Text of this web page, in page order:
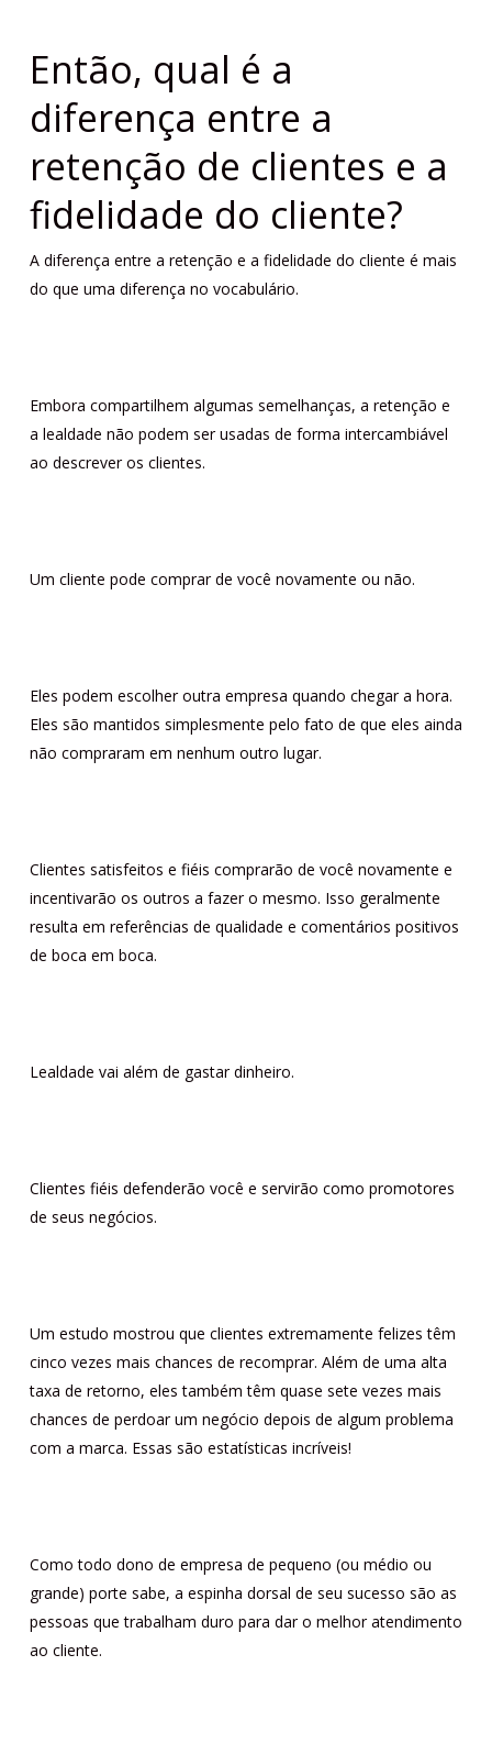
Então, qual é a
diferença entre a
retenção de clientes e a
fidelidade do cliente?
A diferença entre a retenção e a fidelidade do cliente é mais
do que uma diferença no vocabulário.
Embora compartilhem algumas semelhanças, a retenção e
a lealdade não podem ser usadas de forma intercambiável
ao descrever os clientes.
Um cliente pode comprar de você novamente ou não.
Eles podem escolher outra empresa quando chegar a hora.
Eles são mantidos simplesmente pelo fato de que eles ainda
não compraram em nenhum outro lugar.
Clientes satisfeitos e fiéis comprarão de você novamente e
incentivarão os outros a fazer o mesmo. Isso geralmente
resulta em referências de qualidade e comentários positivos
de boca em boca.
Lealdade vai além de gastar dinheiro.
Clientes fiéis defenderão você e servirão como promotores
de seus negócios.
Um estudo mostrou que clientes extremamente felizes têm
cinco vezes mais chances de recomprar. Além de uma alta
taxa de retorno, eles também têm quase sete vezes mais
chances de perdoar um negócio depois de algum problema
com a marca. Essas são estatísticas incríveis!
Como todo dono de empresa de pequeno (ou médio ou
grande) porte sabe, a espinha dorsal de seu sucesso são as
pessoas que trabalham duro para dar o melhor atendimento
ao cliente.